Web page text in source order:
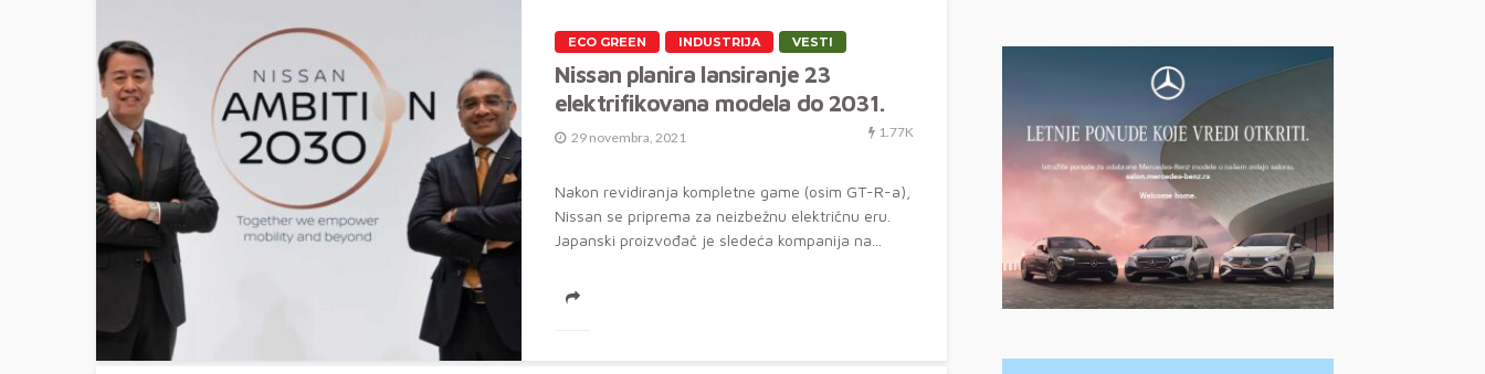
ECO GREEN INDUSTRIJA VESTI
Nissan planira lansiranje 23
elektrifikovana modela do 2031.
29 novembra, 2021 1.77K
Nakon revidiranja kompletne game (osim GT-R-a),
Nissan se priprema za neizbežnu električnu eru.
Japanski proizvođač je sledeća kompanija na...